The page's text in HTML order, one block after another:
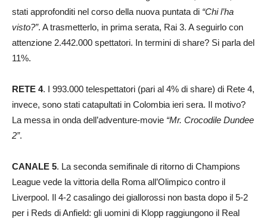
stati approfonditi nel corso della nuova puntata di “Chi l’ha
visto?”. A trasmetterlo, in prima serata, Rai 3. A seguirlo con
attenzione 2.442.000 spettatori. In termini di share? Si parla del
11%.
RETE 4. I 993.000 telespettatori (pari al 4% di share) di Rete 4,
invece, sono stati catapultati in Colombia ieri sera. Il motivo?
La messa in onda dell’adventure-movie “Mr. Crocodile Dundee
2”.
CANALE 5. La seconda semifinale di ritorno di Champions
League vede la vittoria della Roma all’Olimpico contro il
Liverpool. Il 4-2 casalingo dei giallorossi non basta dopo il 5-2
per i Reds di Anfield: gli uomini di Klopp raggiungono il Real